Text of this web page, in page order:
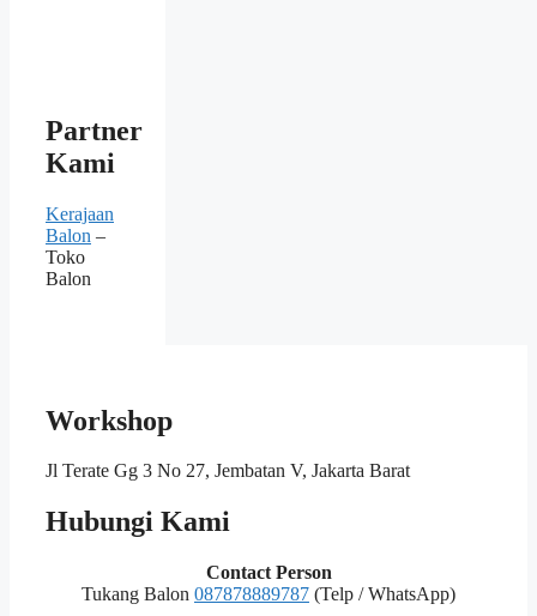
Partner
Kami
Kerajaan
Balon –
Toko
Balon
Workshop
Jl Terate Gg 3 No 27, Jembatan V, Jakarta Barat
Hubungi Kami
Contact Person
Tukang Balon 087878889787 (Telp / WhatsApp)